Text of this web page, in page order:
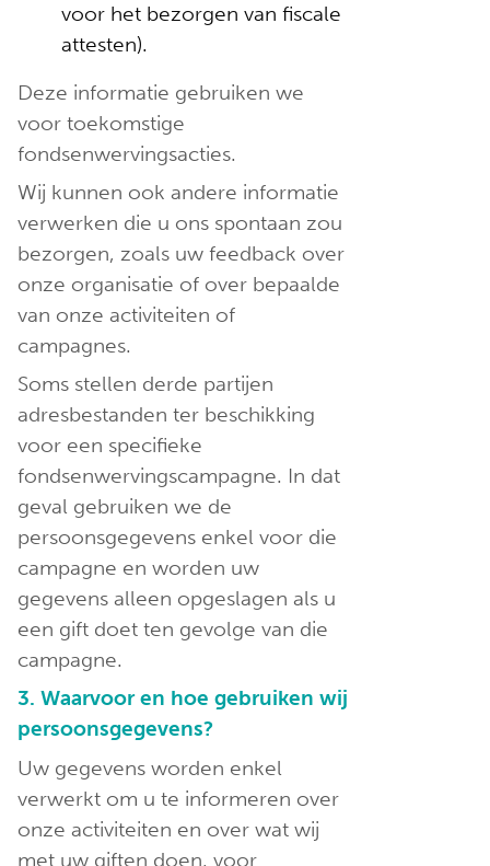
voor het bezorgen van fiscale
attesten).
Deze informatie gebruiken we
voor toekomstige
fondsenwervingsacties.
Wij kunnen ook andere informatie
verwerken die u ons spontaan zou
bezorgen, zoals uw feedback over
onze organisatie of over bepaalde
van onze activiteiten of
campagnes.
Soms stellen derde partijen
adresbestanden ter beschikking
voor een specifieke
fondsenwervingscampagne. In dat
geval gebruiken we de
persoonsgegevens enkel voor die
campagne en worden uw
gegevens alleen opgeslagen als u
een gift doet ten gevolge van die
campagne.
3. Waarvoor en hoe gebruiken wij
persoonsgegevens?
Uw gegevens worden enkel
verwerkt om u te informeren over
onze activiteiten en over wat wij
met uw giften doen, voor